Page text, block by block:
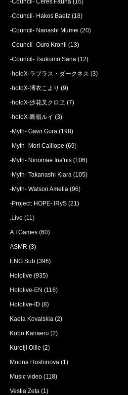
-Council- Hakos Baelz (18)
-Council- Nanashi Mumei (20)
-Council- Ouro Kronii (13)
-Council- Tsukumo Sana (12)
-holoX-ラプラス・ダークネス (3)
-holoX-博衣こより (9)
-holoX-沙花叉クロヱ (7)
-holoX-鷹嶺ルイ (3)
-Myth- Gawr Gura (198)
-Myth- Mori Calliope (69)
-Myth- Ninomae Ina'nis (106)
-Myth- Takanashi Kiara (105)
-Myth- Watson Amelia (96)
-Project: HOPE- IRyS (21)
.Live (11)
A.I.Games (60)
ASMR (3)
ENG Sub (396)
Hololive (935)
Hololive-EN (116)
Hololive-ID (8)
Kaela Kovalskia (2)
Kobo Kanaeru (2)
Kureiji Ollie (2)
Moona Hoshinova (1)
Music video (118)
Vestia Zeta (1)